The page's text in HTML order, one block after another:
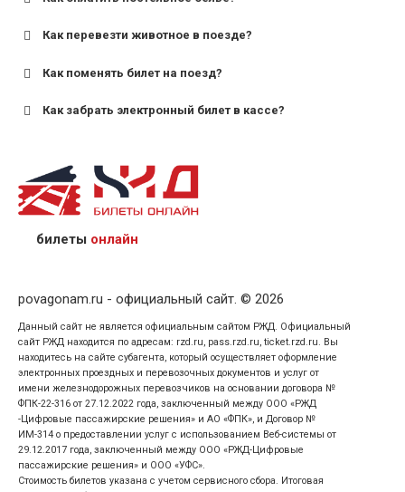
для поездов дальнего следования — от 10 лет и
для пригородных поездов — от 7 лет.
Как перевезти животное в поезде?
Как поменять билет на поезд?
Как забрать электронный билет в кассе?
назвав кассиру 14-значный номер заказа;
предъявив удостоверение личности пассажира, на
кого оформлен билет.
билеты онлайн
povagonam.ru - официальный сайт. © 2026
Данный сайт не является официальным сайтом РЖД. Официальный
сайт РЖД находится по адресам: rzd.ru, pass.rzd.ru, ticket.rzd.ru. Вы
находитесь на сайте субагента, который осуществляет оформление
электронных проездных и перевозочных документов и услуг от
имени железнодорожных перевозчиков на основании договора №
ФПК-22-316 от 27.12.2022 года, заключенный между ООО «РЖД
-Цифровые пассажирские решения» и АО «ФПК», и Договор №
ИМ-314 о предоставлении услуг с использованием Веб-системы от
29.12.2017 года, заключенный между ООО «РЖД-Цифровые
пассажирские решения» и ООО «УФС».
Стоимость билетов указана с учетом сервисного сбора. Итоговая